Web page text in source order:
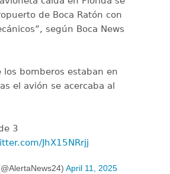
de Boca Ratón con
según Boca News
los bomberos estaban en
el avión se acercaba al
3
JhX15NRrjj
April 11, 2025